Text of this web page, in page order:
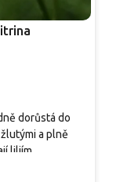
dorůstá do
a plně
liliím.